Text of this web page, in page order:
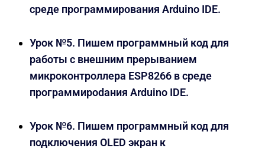
среде программирования Arduino IDE.
Урок №5. Пишем программный код для
работы с внешним прерыванием
микроконтроллера ESP8266 в среде
программироdания Arduino IDE.
Урок №6. Пишем программный код для
подключения OLED экран к